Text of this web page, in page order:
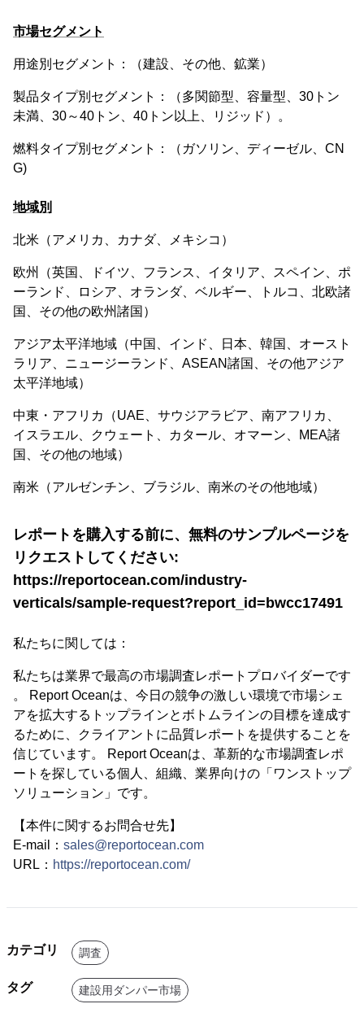
市場セグメント
用途別セグメント：（建設、その他、鉱業）
製品タイプ別セグメント：（多関節型、容量型、30トン
未満、30～40トン、40トン以上、リジッド）。
燃料タイプ別セグメント：（ガソリン、ディーゼル、CN
G)
地域別
北米（アメリカ、カナダ、メキシコ）
欧州（英国、ドイツ、フランス、イタリア、スペイン、ポ
ーランド、ロシア、オランダ、ベルギー、トルコ、北欧諸
国、その他の欧州諸国）
アジア太平洋地域（中国、インド、日本、韓国、オースト
ラリア、ニュージーランド、ASEAN諸国、その他アジア
太平洋地域）
中東・アフリカ（UAE、サウジアラビア、南アフリカ、
イスラエル、クウェート、カタール、オマーン、MEA諸
国、その他の地域）
南米（アルゼンチン、ブラジル、南米のその他地域）
レポートを購入する前に、無料のサンプルページを
リクエストしてください:
https://reportocean.com/industry-
verticals/sample-request?report_id=bwcc17491
私たちに関しては：
私たちは業界で最高の市場調査レポートプロバイダーです
。 Report Oceanは、今日の競争の激しい環境で市場シェ
アを拡大するトップラインとボトムラインの目標を達成す
るために、クライアントに品質レポートを提供することを
信じています。 Report Oceanは、革新的な市場調査レポ
ートを探している個人、組織、業界向けの「ワンストップ
ソリューション」です。
【本件に関するお問合せ先】
E-mail： sales@reportocean.com
URL： https://reportocean.com/
カテゴリ 調査
タグ 建設用ダンパー市場